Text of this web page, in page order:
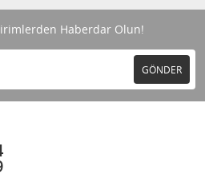
Haberdar Olun!
GÖNDER